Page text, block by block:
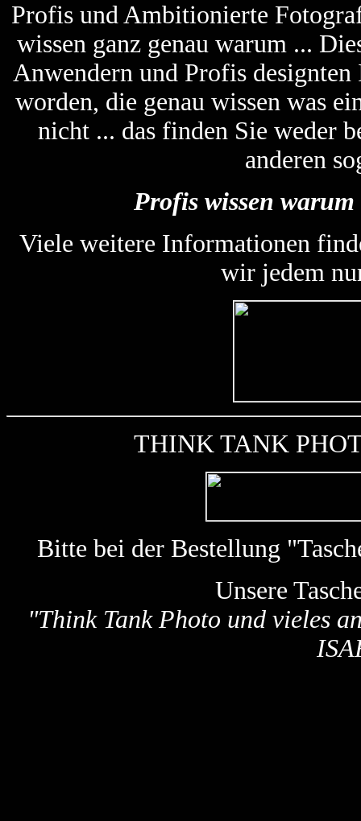
Profis und Ambitionierte
wissen ganz genau warum ...
Anwendern und Profis
worden, die genau wissen was
nicht ... das finden Sie weder
anderen
Profis wissen
Viele weitere Informationen
wir jedem
THINK TANK
Bitte bei der Bestellung
Unsere
"Think Tank Photo und vieles